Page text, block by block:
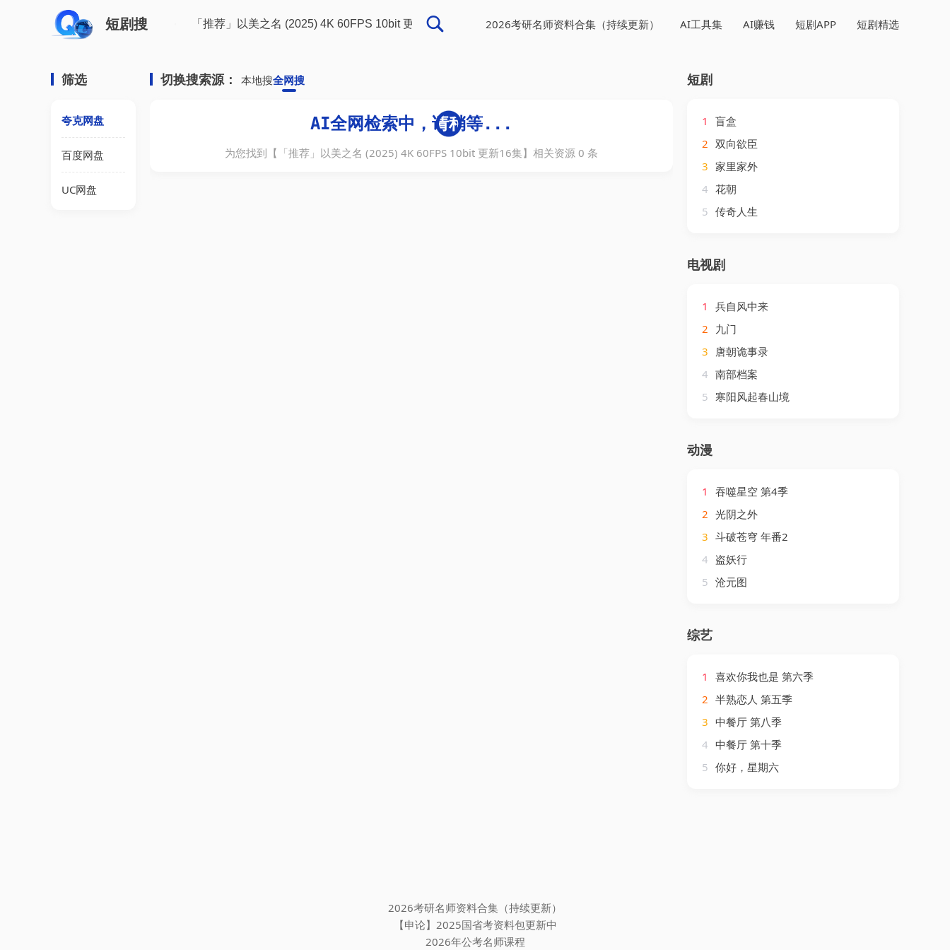
短剧搜 2026考研名师资料合集（持续更新） AI工具集 AI赚钱 短剧APP 短剧精选
筛选
夸克网盘
百度网盘
UC网盘
切换搜索源： 本地搜全网搜
为您找到【 「推荐」以美之名 (2025) 4K 60FPS 10bit 更新16集】相关资源 0 条
短剧
1
盲盒
2 双向欲臣
3 家里家外
4 花朝
5 传奇人生
电视剧
1
兵自风中来
2 九门
3 唐朝诡事录
4 南部档案
5 寒阳风起春山境
动漫
1
吞噬星空 第4季
2 光阴之外
3 斗破苍穹 年番2
4 盗妖行
5 沧元图
综艺
1
喜欢你我也是 第六季
2 半熟恋人 第五季
3 中餐厅 第八季
4 中餐厅 第十季
5 你好，星期六
2026考研名师资料合集（持续更新）
【申论】2025国省考资料包更新中
2026年公考名师课程